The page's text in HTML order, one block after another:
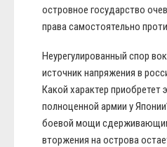
островное государство
права самостоятельно
Неурегулированный спор
источник напряжения в
Какой характер приобретет
полноценной армии у
боевой мощи
вторжения на острова